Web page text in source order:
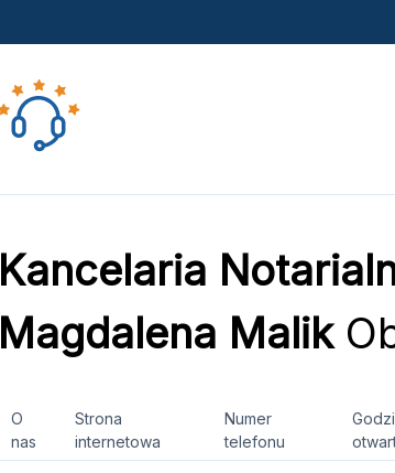
Kancelaria
Magdalena Malik
O
nas
Strona
internetowa
Numer
telefonu